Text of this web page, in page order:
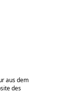
aus dem
des